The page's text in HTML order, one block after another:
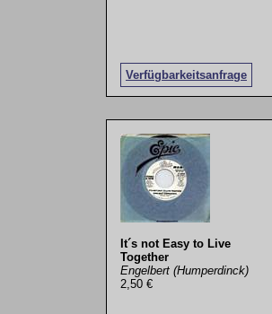
Verfügbarkeitsanfrage
It´s not Easy to Live
Together
Engelbert (Humperdinck)
2,50 €